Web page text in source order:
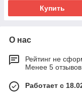
Купить
О нас
Рейтинг не
Менее 5
Работает с